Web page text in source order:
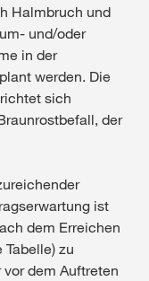
Halmbruch und
und/oder
in der
werden. Die
sich
der
ist
dem Erreichen
zu
dem Auftreten